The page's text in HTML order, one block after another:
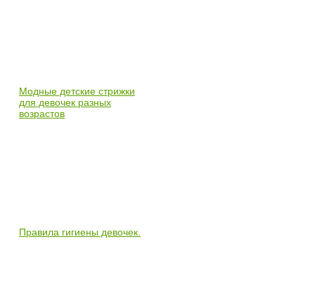
Модные детские стрижки
для девочек разных
возрастов
Правила гигиены девочек.